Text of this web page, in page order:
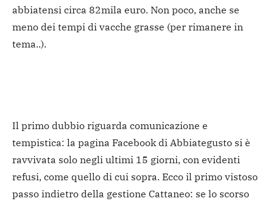
abbiatensi circa 82mila euro. Non poco, anche se
meno dei tempi di vacche grasse (per rimanere in
tema..).
Il primo dubbio riguarda comunicazione e
tempistica: la pagina Facebook di Abbiategusto si è
ravvivata solo negli ultimi 15 giorni, con evidenti
refusi, come quello di cui sopra. Ecco il primo vistoso
passo indietro della gestione Cattaneo: se lo scorso